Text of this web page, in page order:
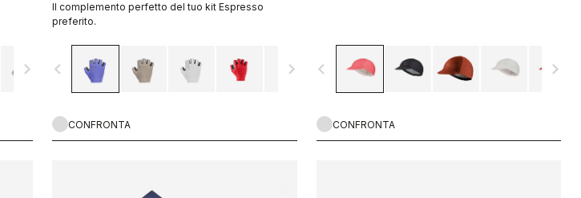
navigate_next
Il complemento perfetto del tuo kit Espresso
preferito.
navigate_before navigate_next
CONFRONTA
navigate_before navigate_next
CONFRONTA